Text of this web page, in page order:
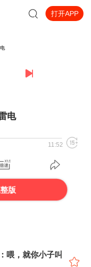
打开APP
电
11:52
版
喂，就你小子叫